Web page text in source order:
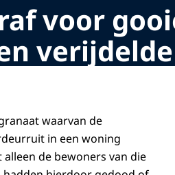
voor
waarvan de
in een woning
de bewoners van die